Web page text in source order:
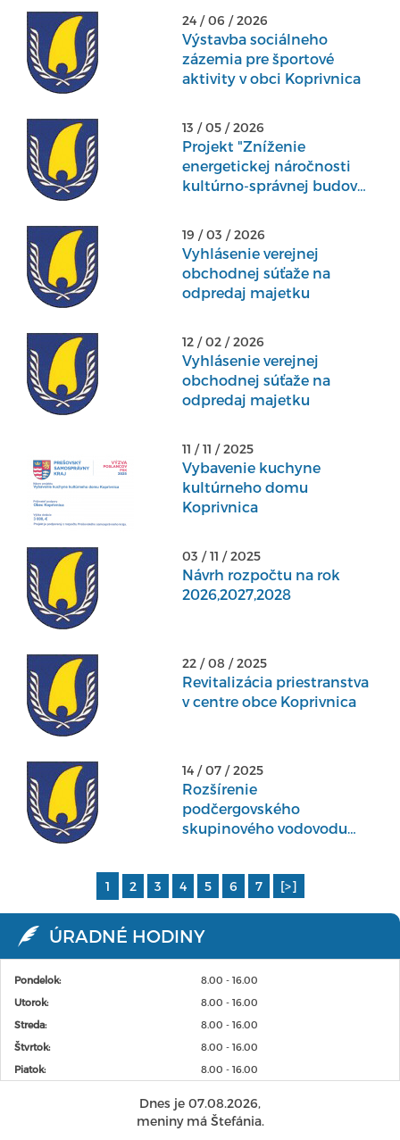
24 / 06 / 2026
Výstavba sociálneho
zázemia pre športové
aktivity v obci Koprivnica
13 / 05 / 2026
Projekt "Zníženie
energetickej náročnosti
kultúrno-správnej budovy
19 / 03 / 2026
Vyhlásenie verejnej
obchodnej súťaže na
odpredaj majetku
12 / 02 / 2026
Vyhlásenie verejnej
obchodnej súťaže na
odpredaj majetku
11 / 11 / 2025
Vybavenie kuchyne
kultúrneho domu
Koprivnica
03 / 11 / 2025
Návrh rozpočtu na rok
2026,2027,2028
22 / 08 / 2025
Revitalizácia priestranstva
v centre obce Koprivnica
14 / 07 / 2025
Rozšírenie
podčergovského
skupinového vodovodu
1 2 3 4 5 6 7 [>]
ÚRADNÉ HODINY
Pondelok:
8.00 - 16.00
Utorok:
8.00 - 16.00
Streda:
8.00 - 16.00
Štvrtok:
8.00 - 16.00
Piatok:
8.00 - 16.00
Dnes je 07.08.2026,
meniny má Štefánia.